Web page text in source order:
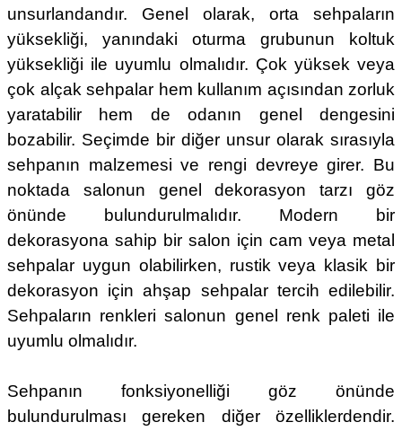
unsurlandandır. Genel olarak, orta sehpaların
yüksekliği, yanındaki oturma grubunun koltuk
yüksekliği ile uyumlu olmalıdır. Çok yüksek veya
çok alçak sehpalar hem kullanım açısından zorluk
yaratabilir hem de odanın genel dengesini
bozabilir. Seçimde bir diğer unsur olarak sırasıyla
sehpanın malzemesi ve rengi devreye girer. Bu
noktada salonun genel dekorasyon tarzı göz
önünde bulundurulmalıdır. Modern bir
dekorasyona sahip bir salon için cam veya metal
sehpalar uygun olabilirken, rustik veya klasik bir
dekorasyon için ahşap sehpalar tercih edilebilir.
Sehpaların renkleri salonun genel renk paleti ile
uyumlu olmalıdır.
Sehpanın fonksiyonelliği göz önünde
bulundurulması gereken diğer özelliklerdendir.